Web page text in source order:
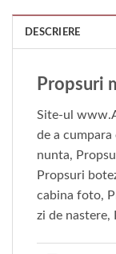
DESCRIERE
Propsuri
Site-ul
de a
nunta,
Propsuri
cabina foto,
zi de